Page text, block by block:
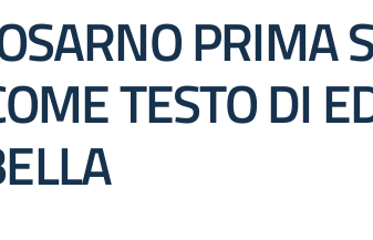
PRIMA
TESTO DI